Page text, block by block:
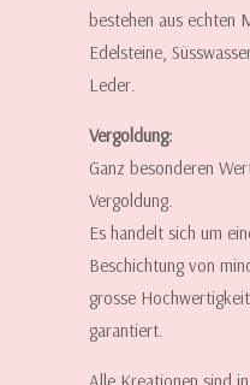
bestehen aus echten
Edelsteine,
Leder.
Vergoldung:
Ganz besonderen
Vergoldung.
Es handelt sich um
Beschichtung von
grosse
garantiert.
Alle Kreationen sind